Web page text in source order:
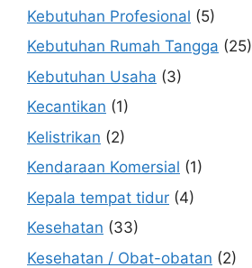
Kebutuhan Profesional (5)
Kebutuhan Rumah Tangga (25)
Kebutuhan Usaha (3)
Kecantikan (1)
Kelistrikan (2)
Kendaraan Komersial (1)
Kepala tempat tidur (4)
Kesehatan (33)
Kesehatan / Obat-obatan (2)